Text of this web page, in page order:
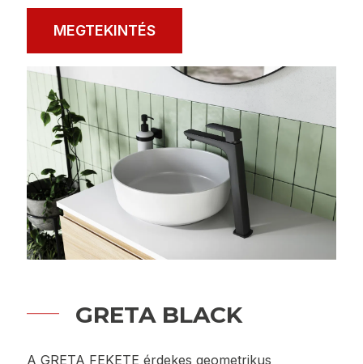
kialakítása jellemzi. A kerek forma és az elegáns
króm bevonat átlátszó üveggel kombinálva a
kiegészítőket ideális ajánlattá teszi bármely
fürdőszobába. Az időtlen dizájnnal rendelkező
kollekció tökéletesen kiegészíti a klasszikus
berendezést, modern belső terekben is jól mutat,
például skandináv vagy ipari stílusban
berendezett helyiségekben. A 11 funkciós elemből
álló sorozat lehetővé teszi a fürdőszobák átfogó
felszerelését, egységes, harmonikus megjele…
MEGTEKINTÉS